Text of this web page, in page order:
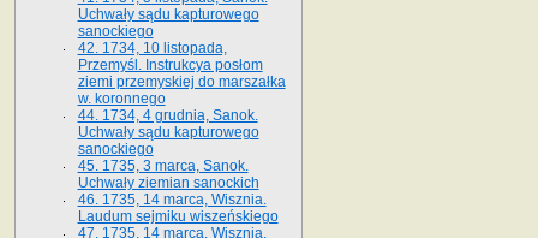
Uchwały sądu kapturowego
sanockiego
42. 1734, 10 listopada,
Przemyśl. Instrukcya posłom
ziemi przemyskiej do marszałka
w. koronnego
44. 1734, 4 grudnia, Sanok.
Uchwały sądu kapturowego
sanockiego
45. 1735, 3 marca, Sanok.
Uchwały ziemian sanockich
46. 1735, 14 marca, Wisznia.
Laudum sejmiku wiszeńskiego
47. 1735, 14 marca, Wisznia.